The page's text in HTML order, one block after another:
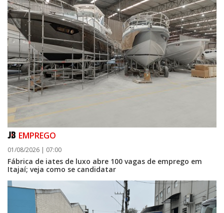
EMPREGO
01/08/2026 | 07:00
Fábrica de iates de luxo abre 100 vagas de emprego em
Itajaí; veja como se candidatar